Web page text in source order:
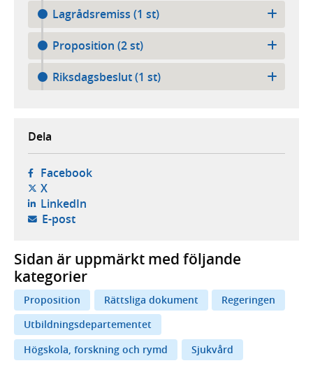
Lagrådsremiss (1 st)
Proposition (2 st)
Riksdagsbeslut (1 st)
Dela
Facebook- öppnas i ny flik, extern webbplats,
X- öppnas i ny flik, extern webbplats,
LinkedIn- öppnas i ny flik, extern webbplats,
E-post- öppnar din e-postklient,
Sidan är uppmärkt med följande
kategorier
Proposition Rättsliga dokument
Regeringen
Utbildningsdepartementet
Högskola, forskning och rymd
Sjukvård